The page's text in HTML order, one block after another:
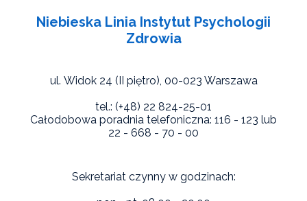
Niebieska Linia Instytut Psychologii
Zdrowia
ul. Widok 24 (II piętro), 00-023 Warszawa
tel.: (+48) 22 824-25-01
Całodobowa poradnia telefoniczna: 116 - 123 lub
22 - 668 - 70 - 00
Sekretariat czynny w godzinach: